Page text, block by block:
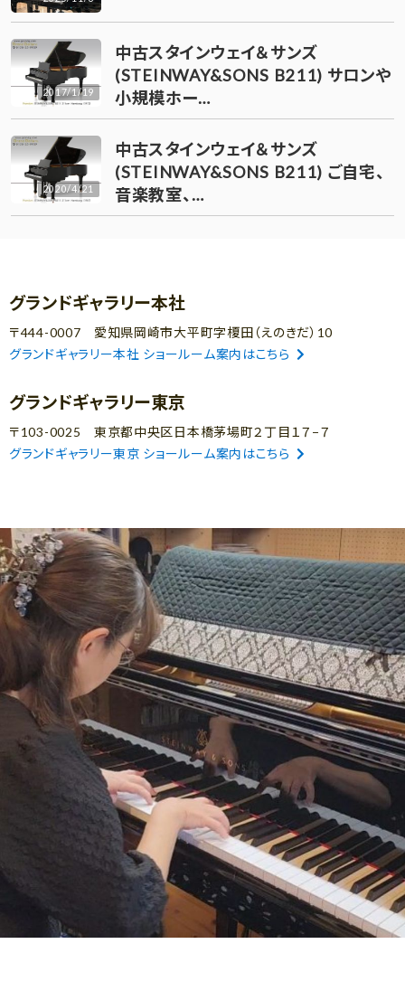
2017/1/19
中古スタインウェイ＆サンズ
(STEINWAY&SONS B211) サロンや
小規模ホー…
2020/4/21
中古スタインウェイ＆サンズ
(STEINWAY&SONS B211) ご自宅、
音楽教室、…
グランドギャラリー本社
〒444-0007 愛知県岡崎市大平町字榎田（えのきだ）10
グランドギャラリー本社 ショールーム案内はこちら
グランドギャラリー東京
〒103-0025 東京都中央区日本橋茅場町２丁目１７−７
グランドギャラリー東京 ショールーム案内はこちら